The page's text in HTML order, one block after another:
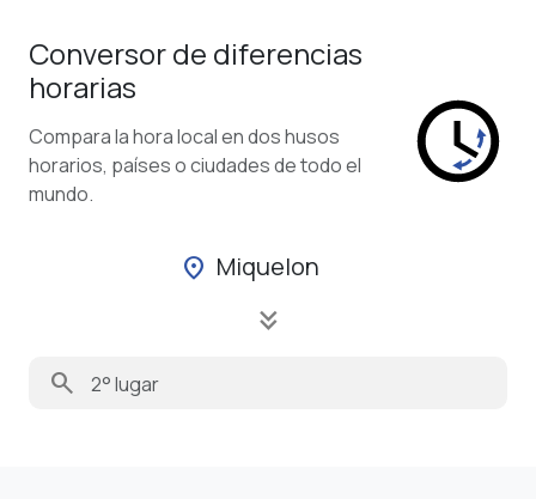
Conversor de diferencias
horarias
Compara la hora local en dos husos
horarios, países o ciudades de todo el
mundo.
location_on Miquelon
keyboard_double_arrow_down
search